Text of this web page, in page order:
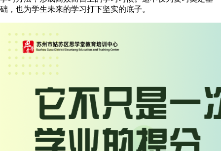
础，也为学生未来的学习打下坚实的底子。